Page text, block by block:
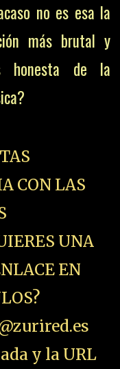
no es esa la
más brutal y
honesta de la
CON LAS
UNA
EN
y la URL